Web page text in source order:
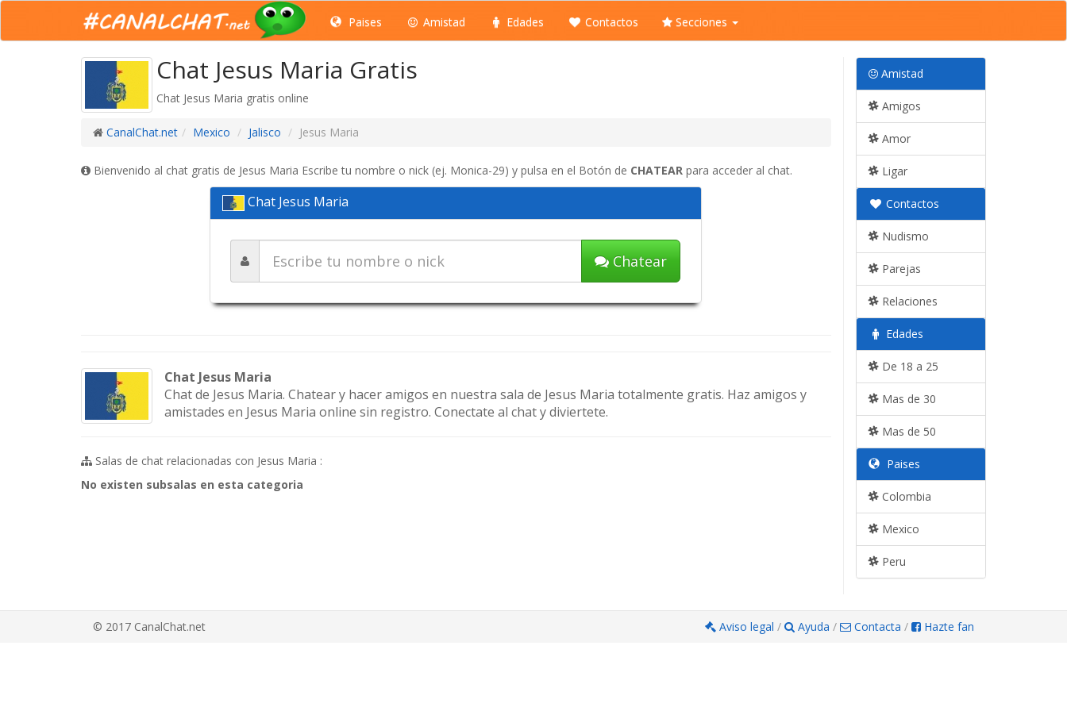
Paises Amistad Edades Contactos Secciones
Chat Jesus Maria Gratis
Chat Jesus Maria gratis online
CanalChat.net Mexico Jalisco Jesus Maria
Bienvenido al chat gratis de Jesus Maria Escribe tu nombre o nick (ej. Monica-29) y pulsa en el Botón de CHATEAR para acceder al chat.
Chat Jesus Maria
Chatear
Chat Jesus Maria
Chat de Jesus Maria. Chatear y hacer amigos en nuestra sala de Jesus Maria totalmente gratis. Haz amigos y
amistades en Jesus Maria online sin registro. Conectate al chat y diviertete.
Salas de chat relacionadas con Jesus Maria :
No existen subsalas en esta categoria
Amistad
Amigos
Amor
Ligar
Contactos
Nudismo
Parejas
Relaciones
Edades
De 18 a 25
Mas de 30
Mas de 50
Paises
Colombia
Mexico
Peru
© 2017 CanalChat.net Aviso legal / Ayuda / Contacta / Hazte fan